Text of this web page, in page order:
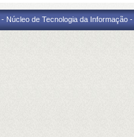
Núcleo de Tecnologia da